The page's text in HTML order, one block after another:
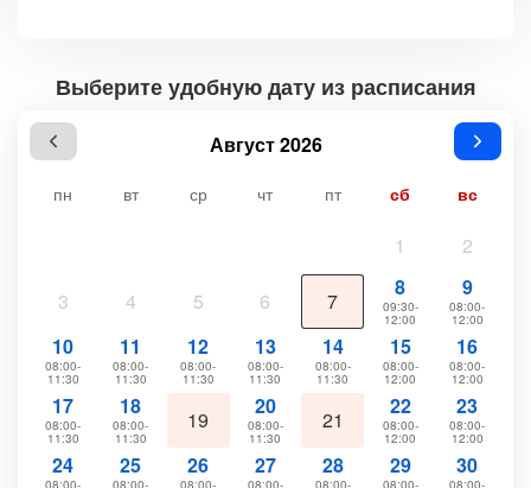
Выберите удобную дату из расписания
Август 2026
пн вт ср чт пт сб вс
1 2
3 4 5 6 7
8
09:30-
12:00
9
08:00-
12:00
10
08:00-
11:30
11
08:00-
11:30
12
08:00-
11:30
13
08:00-
11:30
14
08:00-
11:30
15
08:00-
12:00
16
08:00-
12:00
17
08:00-
11:30
18
08:00-
11:30
19
20
08:00-
11:30
21
22
08:00-
12:00
23
08:00-
12:00
24
08:00-
25
08:00-
26
08:00-
27
08:00-
28
08:00-
29
08:00-
30
08:00-